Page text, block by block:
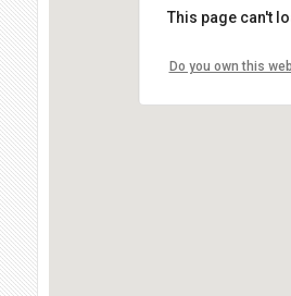
This page can't
Do you own this